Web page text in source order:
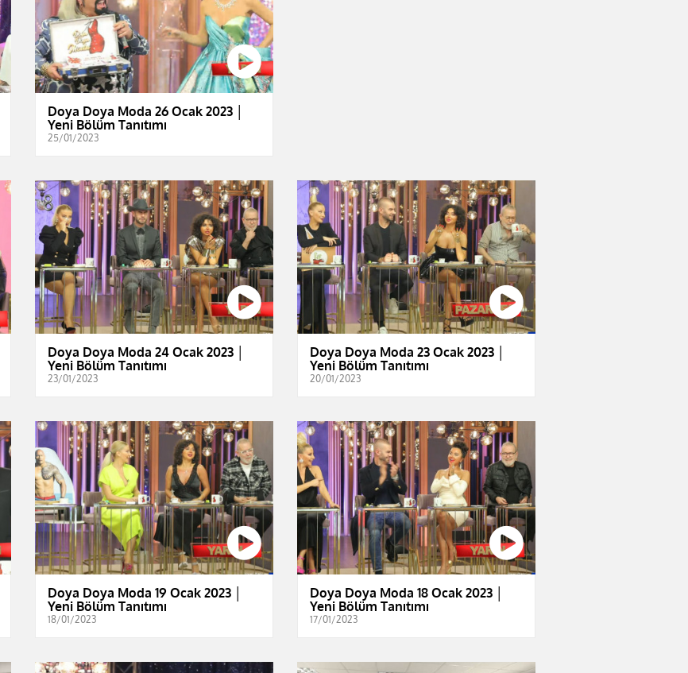
Doya Doya Moda 26 Ocak 2023 │
Yeni Bölüm Tanıtımı
25/01/2023
Doya Doya Moda 24 Ocak 2023 │
Yeni Bölüm Tanıtımı
23/01/2023
Doya Doya Moda 23 Ocak 2023 │
Yeni Bölüm Tanıtımı
20/01/2023
Doya Doya Moda 19 Ocak 2023 │
Yeni Bölüm Tanıtımı
18/01/2023
Doya Doya Moda 18 Ocak 2023 │
Yeni Bölüm Tanıtımı
17/01/2023